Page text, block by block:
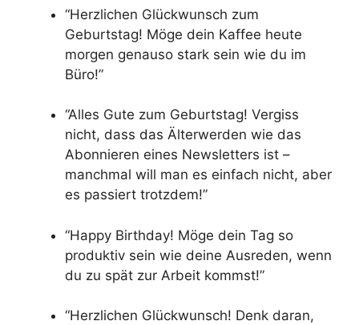
“Herzlichen Glückwunsch zum
Geburtstag! Möge dein Kaffee heute
morgen genauso stark sein wie du im
Büro!”
“Alles Gute zum Geburtstag! Vergiss
nicht, dass das Älterwerden wie das
Abonnieren eines Newsletters ist –
manchmal will man es einfach nicht, aber
es passiert trotzdem!”
“Happy Birthday! Möge dein Tag so
produktiv sein wie deine Ausreden, wenn
du zu spät zur Arbeit kommst!”
“Herzlichen Glückwunsch! Denk daran,